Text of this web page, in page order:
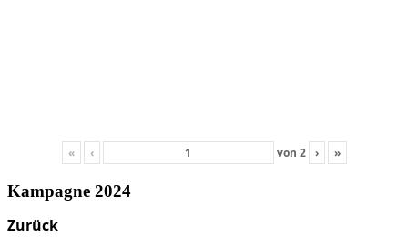
« ‹ von 2 › »
Kampagne 2024
Zurück